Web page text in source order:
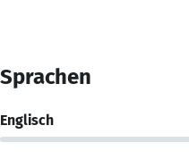
Sprachen
Englisch